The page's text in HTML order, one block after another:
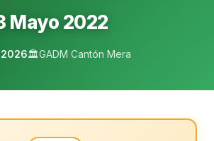
Mayo 2022
🏛️GADM Cantón Mera